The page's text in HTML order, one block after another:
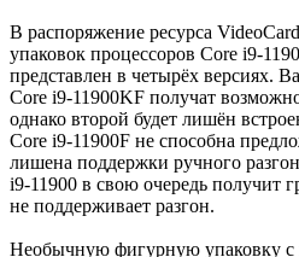
В распоряжение ресурса
упаковок процессоров Core i9-
представлен в четырёх версиях.
Core i9-11900KF получат
однако второй будет лишён
Core i9-11900F не способна
лишена поддержки ручного
i9-11900 в свою очередь получит
не поддерживает разгон.
Необычную фигурную упаковку с